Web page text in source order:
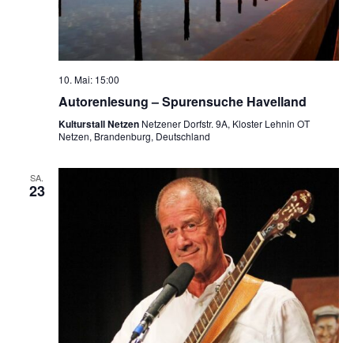
10. Mai: 15:00
Autorenlesung – Spurensuche Havelland
Kulturstall Netzen Netzener Dorfstr. 9A, Kloster Lehnin OT
Netzen, Brandenburg, Deutschland
SA.
23